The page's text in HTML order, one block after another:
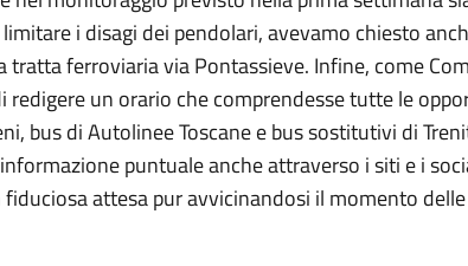
i disagi dei pendolari, avevamo chiesto
ferroviaria via Pontassieve. Infine, come
redigere un orario che comprendesse tutte le
bus di Autolinee Toscane e bus sostitutivi di
puntuale anche attraverso i siti e i
attesa pur avvicinandosi il momento delle